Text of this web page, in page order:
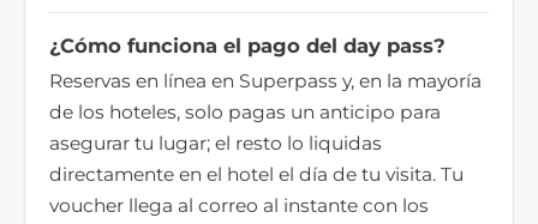
¿Cómo funciona el pago del day pass?
Reservas en línea en Superpass y, en la mayoría
de los hoteles, solo pagas un anticipo para
asegurar tu lugar; el resto lo liquidas
directamente en el hotel el día de tu visita. Tu
voucher llega al correo al instante con los